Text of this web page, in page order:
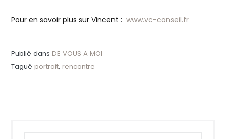
Pour en savoir plus sur Vincent : www.vc-conseil.fr
Publié dansDE VOUS A MOI
Taguéportrait,rencontre